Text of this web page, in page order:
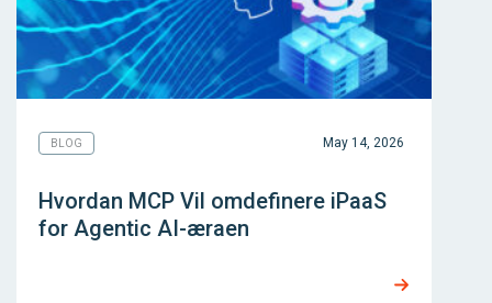
BLOG May 14, 2026
Hvordan MCP Vil omdefinere iPaaS
for Agentic AI-æraen